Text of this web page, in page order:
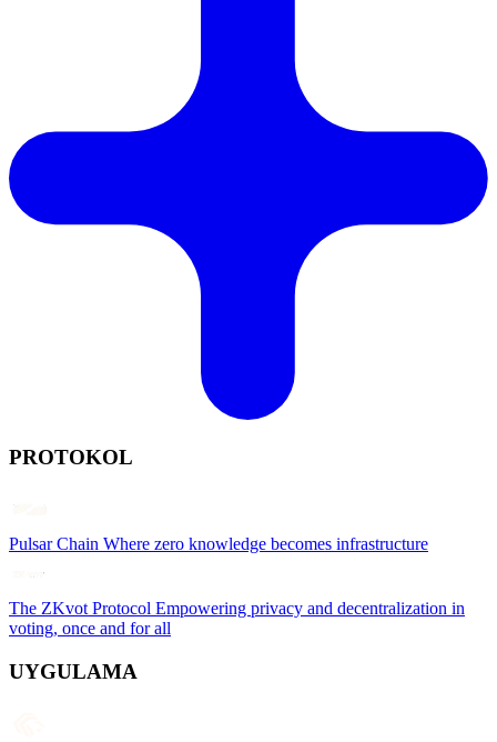
PROTOKOL
Pulsar Chain Where zero knowledge becomes infrastructure
The ZKvot Protocol Empowering privacy and decentralization in
voting, once and for all
UYGULAMA